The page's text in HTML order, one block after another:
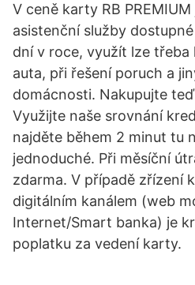
V ceně karty RB
asistenční služby
dní v roce, využít lze
auta, při řešení poruch a
domácnosti. Nakupujte
Využijte naše srovnání
najděte během 2 minut tu
jednoduché. Při měsíční
zdarma. V případě zřízení
digitálním kanálem (web
Internet/Smart banka) je
poplatku za vedení karty.